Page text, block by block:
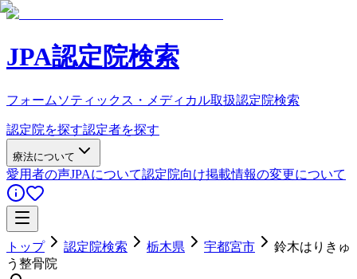
JPA認定院検索
フォームソティックス・メディカル取扱認定院検索
認定院を探す認定者を探す
療法について
愛用者の声JPAについて認定院向け掲載情報の変更について
トップ 認定院検索 栃木県 宇都宮市
鈴木はりきゅ
う整骨院